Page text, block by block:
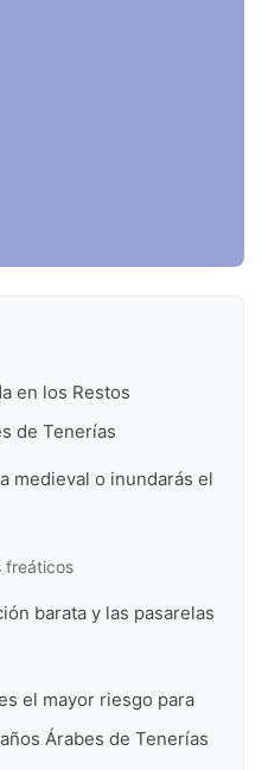
en los Restos
de Tenerías
medieval o inundarás el
freáticos
barata y las pasarelas
el mayor riesgo para
Árabes de Tenerías